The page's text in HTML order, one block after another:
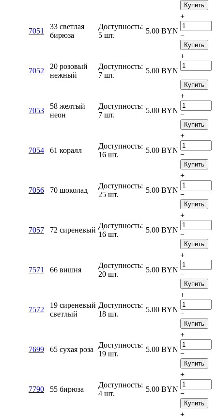
Купить
7051
33 светлая
бирюза
Доступность:
5 шт.
5.00 BYN
+
−
Купить
7052
20 розовый
нежный
Доступность:
7 шт.
5.00 BYN
+
−
Купить
7053
58 желтый
неон
Доступность:
7 шт.
5.00 BYN
+
−
Купить
7054 61 коралл
Доступность:
16 шт.
5.00 BYN
+
−
Купить
7056 70 шоколад
Доступность:
25 шт.
5.00 BYN
+
−
Купить
7057 72 сиреневый
Доступность:
16 шт.
5.00 BYN
+
−
Купить
7571 66 вишня
Доступность:
20 шт.
5.00 BYN
+
−
Купить
7572
19 сиреневый
светлый
Доступность:
18 шт.
5.00 BYN
+
−
Купить
7699 65 сухая роза
Доступность:
19 шт.
5.00 BYN
+
−
Купить
7790 55 бирюза
Доступность:
4 шт.
5.00 BYN
+
−
Купить
+